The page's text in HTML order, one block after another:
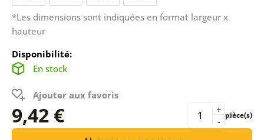
*Les dimensions sont indiquées en format largeur x
hauteur
Disponibilité:
En stock
Ajouter aux favoris
9,42 € -
+ pièce(s)